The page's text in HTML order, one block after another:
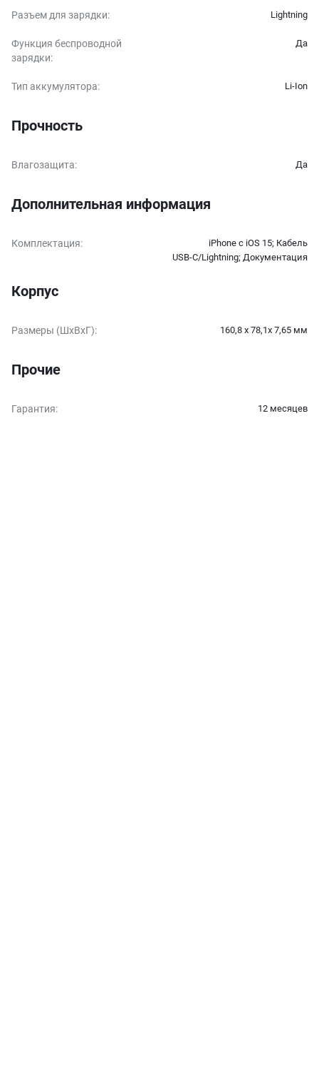
Разъем для зарядки: Lightning
Функция беспроводной
зарядки:
Да
Тип аккумулятора: Li-Ion
Прочность
Влагозащита: Да
Дополнительная информация
Комплектация:
iPhone с iOS 15; Кабель
USB‑C/Lightning; Документация
Корпус
Размеры (ШxВxГ): 160,8 x 78,1x 7,65 мм
Прочие
Гарантия: 12 месяцев